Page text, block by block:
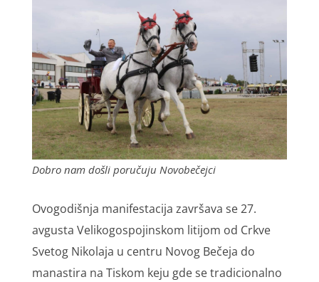
Dobro nam došli poručuju Novobečejci
Ovogodišnja manifestacija završava se 27.
avgusta Velikogospojinskom litijom od Crkve
Svetog Nikolaja u centru Novog Bečeja do
manastira na Tiskom keju gde se tradicionalno